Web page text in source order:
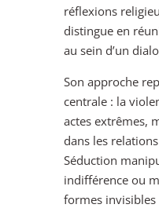
réflexions
distingue en
au sein d’un
Son approche
centrale : la
actes extrêmes,
dans les
Séduction
indifférence ou
formes